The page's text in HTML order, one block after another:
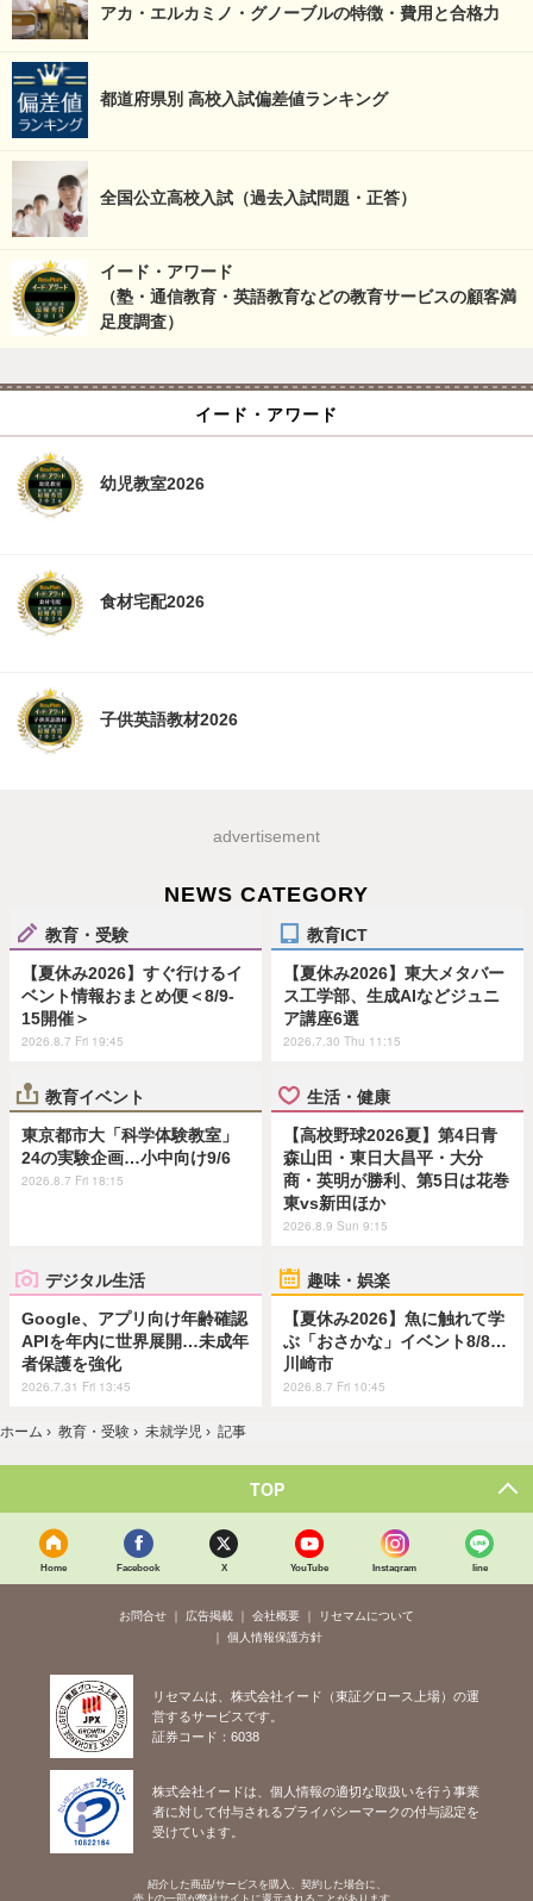
アカ・エルカミノ・グノーブルの特徴・費用と合格力
都道府県別 高校入試偏差値ランキング
全国公立高校入試（過去入試問題・正答）
イード・アワード
（塾・通信教育・英語教育などの教育サービスの顧客満
足度調査）
イード・アワード
幼児教室2026
食材宅配2026
子供英語教材2026
advertisement
NEWS CATEGORY
教育・受験
【夏休み2026】すぐ行けるイ
ベント情報おまとめ便＜8/9-
15開催＞
2026.8.7 Fri 19:45
教育ICT
【夏休み2026】東大メタバー
ス工学部、生成AIなどジュニ
ア講座6選
2026.7.30 Thu 11:15
教育イベント
東京都市大「科学体験教室」
24の実験企画…小中向け9/6
2026.8.7 Fri 18:15
生活・健康
【高校野球2026夏】第4日青
森山田・東日大昌平・大分
商・英明が勝利、第5日は花巻
東vs新田ほか
2026.8.9 Sun 9:15
デジタル生活
Google、アプリ向け年齢確認
APIを年内に世界展開…未成年
者保護を強化
2026.7.31 Fri 13:45
趣味・娯楽
【夏休み2026】魚に触れて学
ぶ「おさかな」イベント8/8…
川崎市
2026.8.7 Fri 10:45
ホーム › 教育・受験 › 未就学児 › 記事
TOP
Home Facebook X YouTube Instagram line
お問合せ 広告掲載 会社概要
リセマムについて
個人情報保護方針
リセマムは、株式会社イード（東証グロース上場）の運
営するサービスです。
証券コード：6038
株式会社イードは、個人情報の適切な取扱いを行う事業
者に対して付与されるプライバシーマークの付与認定を
受けています。
紹介した商品/サービスを購入、契約した場合に、